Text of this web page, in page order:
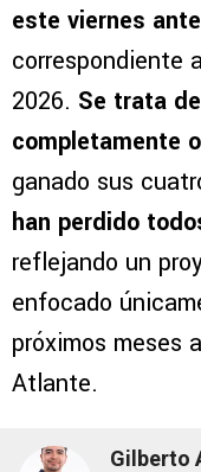
este viernes
correspondiente
2026. Se trata
completamente
ganado sus
han perdido
reflejando un
enfocado
próximos meses
Atlante.
Gilberto